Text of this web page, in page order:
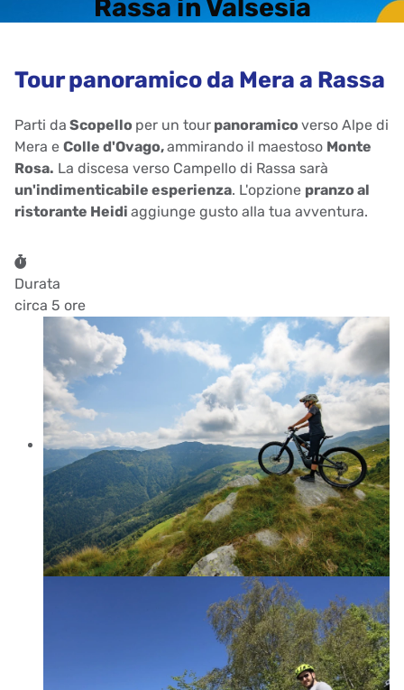
Rassa in Valsesia
Tour panoramico da Mera a Rassa
Parti da Scopello per un tour panoramico verso Alpe di
Mera e Colle d'Ovago,ammirando il maestoso Monte
Rosa. La discesa verso Campello di Rassa sarà
un'indimenticabile esperienza. L'opzione pranzo al
ristorante Heidi aggiunge gusto alla tua avventura.
Durata
circa 5 ore